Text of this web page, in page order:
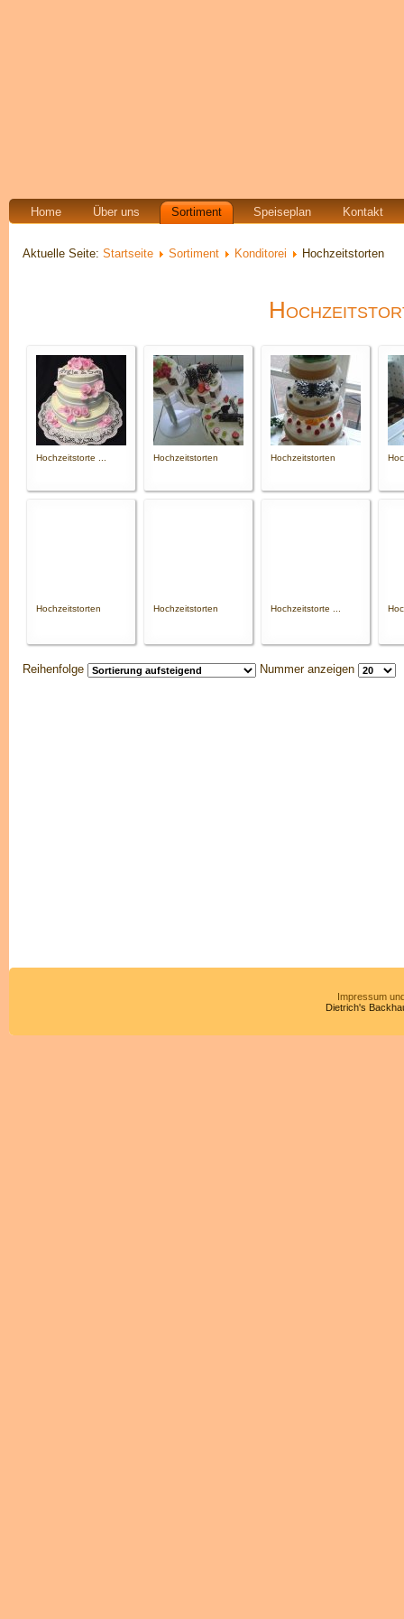
Home Über uns Sortiment Speiseplan Kontakt
Aktuelle Seite: Startseite Sortiment Konditorei Hochzeitstorten
Hochzeitstorte ... Hochzeitstorten Hochzeitstorten
Hochzeitstorten Hochzeitstorten Hochzeitstorte ...
Reihenfolge Nummer anzeigen
Impressum
Dietrich's